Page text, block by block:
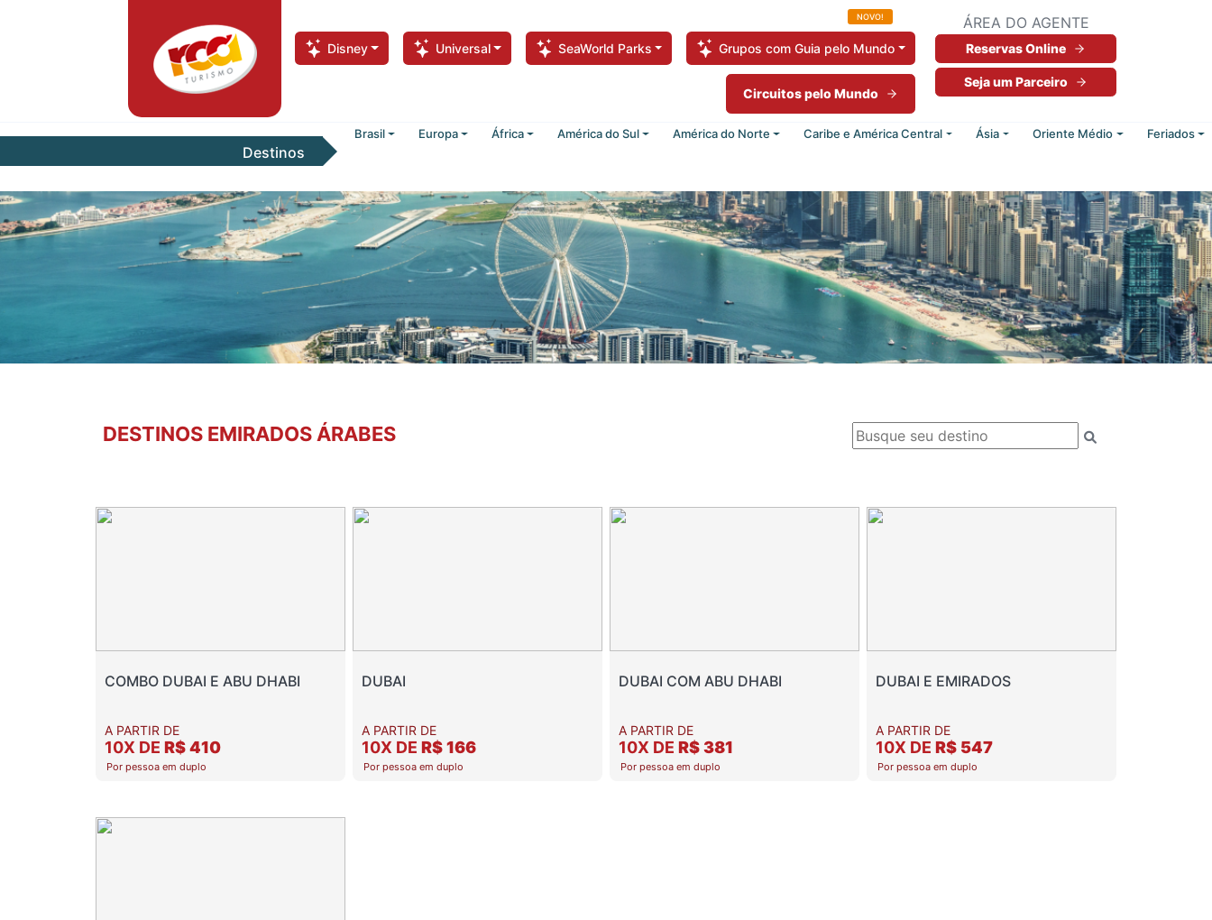
Disney Universal SeaWorld Parks
NOVO!
Grupos com Guia pelo Mundo
Circuitos pelo Mundo
ÁREA DO AGENTE
Reservas Online
Seja um Parceiro
Destinos
Brasil Europa África América do Sul América do Norte Caribe e América Central Ásia Oriente Médio Feriados
DESTINOS EMIRADOS ÁRABES
COMBO DUBAI E ABU DHABI
A PARTIR DE
10X DE R$ 410
Por pessoa em duplo
DUBAI
A PARTIR DE
10X DE R$ 166
Por pessoa em duplo
DUBAI COM ABU DHABI
A PARTIR DE
10X DE R$ 381
Por pessoa em duplo
DUBAI E EMIRADOS
A PARTIR DE
10X DE R$ 547
Por pessoa em duplo